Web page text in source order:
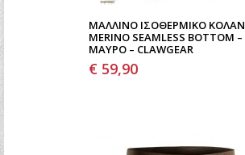
ΜΆΛΛΙΝΟ ΙΣΟΘΕΡΜΙΚΌ ΚΟΛΆΝ
MERINO SEAMLESS BOTTOM –
ΜΑΎΡΟ – CLAWGEAR
€ 59,90